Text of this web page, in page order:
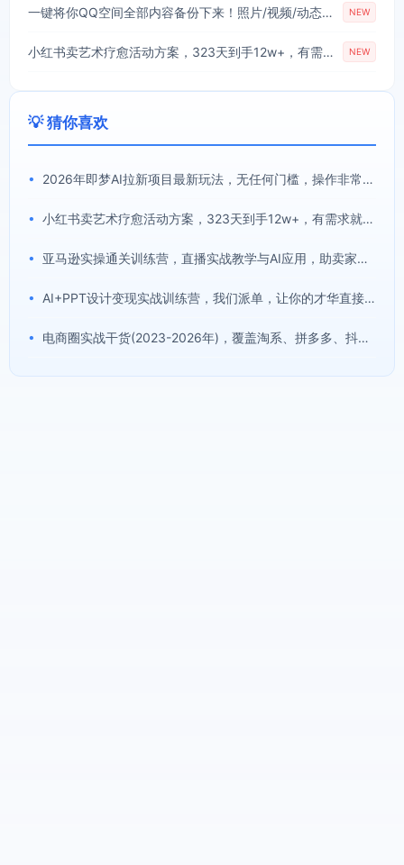
一键将你QQ空间全部内容备份下来！照片/视频/动态信息全存本地，Github最新开源项目QzoneArchive NEW
小红书卖艺术疗愈活动方案，323天到手12w+，有需求就有市场 NEW
💡 猜你喜欢
• 2026年即梦AI拉新项目最新玩法，无任何门槛，操作非常简单，人人都可做，拉新佣金最高13米每单(更新08月07日)
• 小红书卖艺术疗愈活动方案，323天到手12w+，有需求就有市场
• 亚马逊实操通关训练营，直播实战教学与AI应用，助卖家从0到精通打造盈利店铺(更新8月8日)
• AI+PPT设计变现实战训练营，我们派单，让你的才华直接变现，三大核心模块带你构建Al设计x派单变现的完整闭环
• 电商圈实战干货(2023-2026年)，覆盖淘系、拼多多、抖音、小红书等多平台，助力电商人避开坑、提效率、稳盈利(更新08月08日)